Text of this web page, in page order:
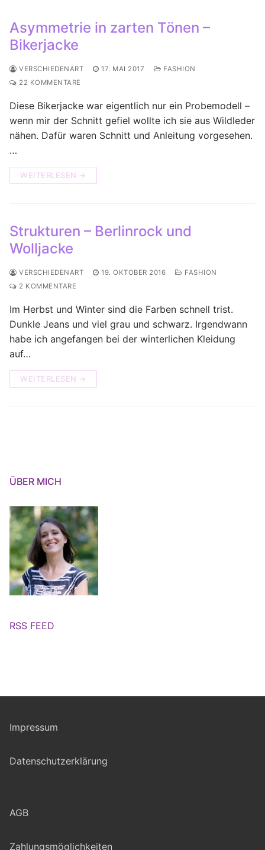
Asymmetrie in zarten Tönen –
Bikerjacke
VERSCHIEDENART 17. MAI 2017
FASHION
22 KOMMENTARE
Diese Bikerjacke war eigentlich nur ein Probemodell –
wenn mir der Schnitt gefiel wollte ich sie aus Wildleder
nähen. Dafür waren Schnitt und Anleitung vorgesehen.
…
WEITERLESEN →
Strukturen – Berlinrock und
Wolljacke
VERSCHIEDENART 19. OKTOBER 2016
FASHION
2 KOMMENTARE
Im Herbst und Winter sind die Farben schnell trist.
Dunkle Jeans und viel grau und schwarz. Irgendwann
habe ich angefangen bei der winterlichen Kleidung
auf…
WEITERLESEN →
ÜBER MICH
RSS FEED
Impressum
Datenschutzerklärung
AGB
Zahlungsmöglichkeiten